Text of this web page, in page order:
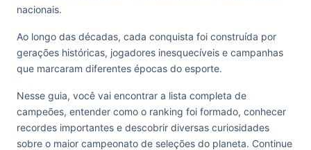
nacionais.
Ao longo das décadas, cada conquista foi construída por
gerações históricas, jogadores inesquecíveis e campanhas
que marcaram diferentes épocas do esporte.
Nesse guia, você vai encontrar a lista completa de
campeões, entender como o ranking foi formado, conhecer
recordes importantes e descobrir diversas curiosidades
sobre o maior campeonato de seleções do planeta. Continue